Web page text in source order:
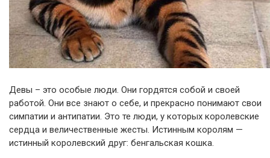
Девы – это особые люди. Они гордятся собой и своей
работой. Они все знают о себе, и прекрасно понимают свои
симпатии и антипатии. Это те люди, у которых королевские
сердца и величественные жесты. Истинным королям —
истинный королевский друг: бенгальская кошка.